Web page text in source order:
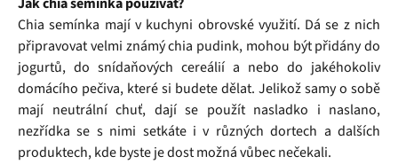
Chia semínka mají v kuchyni obrovské využití. Dá se z nich
připravovat velmi známý chia pudink, mohou být přidány do
jogurtů, do snídaňových cereálií a nebo do jakéhokoliv
domácího pečiva, které si budete dělat. Jelikož samy o sobě
mají neutrální chuť, dají se použít nasladko i naslano,
nezřídka se s nimi setkáte i v různých dortech a dalších
produktech, kde byste je dost možná vůbec nečekali.